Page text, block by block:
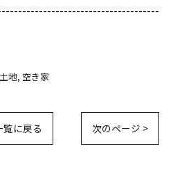
土地 空き家
覧に戻る 次のページ >